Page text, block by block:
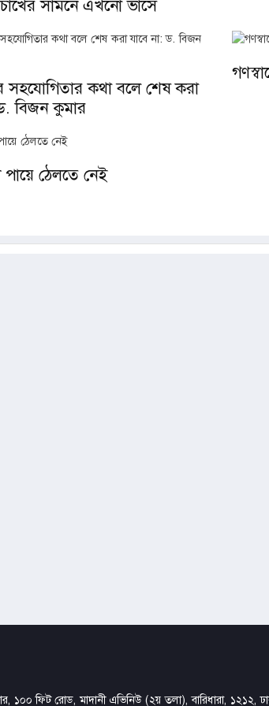
সামনে এখনো ভাসে
সহযোগিতার কথা বলে শেষ করা
বিজন কুমার
পায়ে ঠেলতে নেই
১০০ ফিট রোড, মাদানী এভিনিউ (২য় তলা), বারিধারা, ১২১২,